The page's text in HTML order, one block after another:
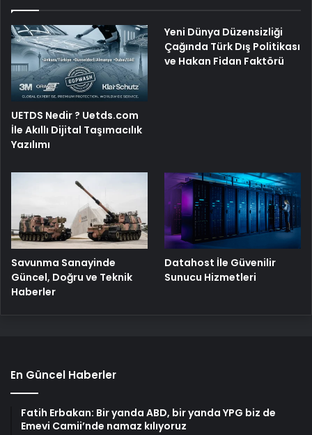
UETDS Nedir ? Uetds.com
İle Akıllı Dijital Taşımacılık
Yazılımı
Yeni Dünya Düzensizliği
Çağında Türk Dış Politikası
ve Hakan Fidan Faktörü
Savunma Sanayinde
Güncel, Doğru ve Teknik
Haberler
Datahost İle Güvenilir
Sunucu Hizmetleri
En Güncel Haberler
Fatih Erbakan: Bir yanda ABD, bir yanda YPG biz de
Emevi Camii’nde namaz kılıyoruz